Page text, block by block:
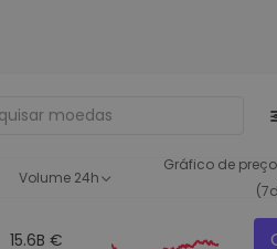
investimento
Ideias inteligentes para um
desempenho ótimo
Volume 24h
Gráfico de
15.6B €